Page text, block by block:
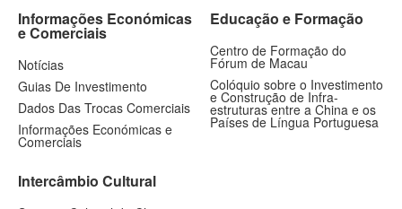
Informações Económicas
e Comerciais
Notícias
Guias De Investimento
Dados Das Trocas Comerciais
Informações Económicas e
Comerciais
Intercâmbio Cultural
Educação e Formação
Centro de Formação do
Fórum de Macau
Colóquio sobre o Investimento
e Construção de Infra-
estruturas entre a China e os
Países de Língua Portuguesa